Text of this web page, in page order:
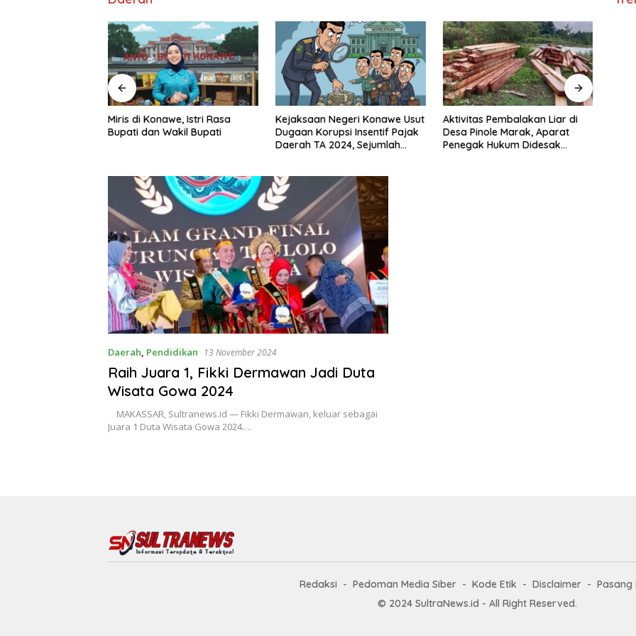
Miris di Konawe, Istri Rasa
Bupati dan Wakil Bupati
Kejaksaan Negeri Konawe Usut
Dugaan Korupsi Insentif Pajak
Daerah TA 2024, Sejumlah
Aktivitas Pembalakan Liar di
Desa Pinole Marak, Aparat
Penegak Hukum Didesak
Daerah, Pendidikan 13 November 2024
Raih Juara 1, Fikki Dermawan Jadi Duta
Wisata Gowa 2024
MAKASSAR, Sultranews.id — Fikki Dermawan, keluar sebagai
Juara 1 Duta Wisata Gowa 2024….
Redaksi Pedoman Media Siber Kode Etik Disclaimer
Pasang
© 2024 SultraNews.id - All Right Reserved.